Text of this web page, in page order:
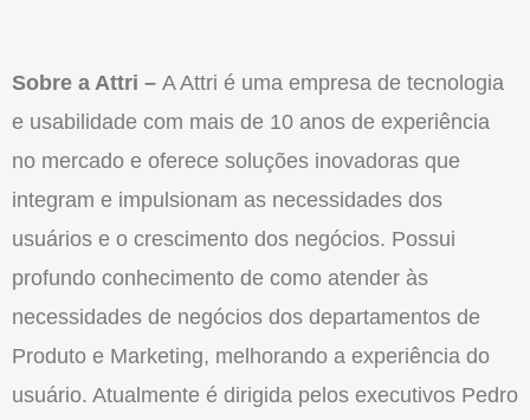
Sobre a Attri – A Attri é uma empresa de tecnologia
e usabilidade com mais de 10 anos de experiência
no mercado e oferece soluções inovadoras que
integram e impulsionam as necessidades dos
usuários e o crescimento dos negócios. Possui
profundo conhecimento de como atender às
necessidades de negócios dos departamentos de
Produto e Marketing, melhorando a experiência do
usuário. Atualmente é dirigida pelos executivos Pedro